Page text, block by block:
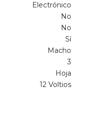
Electrónico
No
No
Sí
Macho
3
Hoja
12 Voltios